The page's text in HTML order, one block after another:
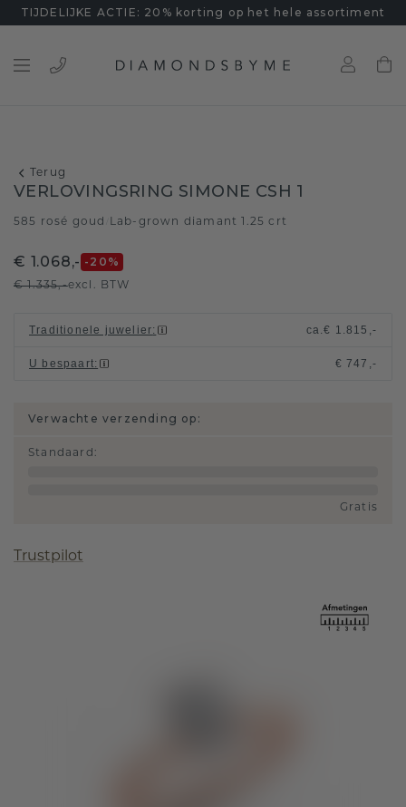
TIJDELIJKE ACTIE: 20% korting op het hele assortiment
Terug
VERLOVINGSRING SIMONE CSH 1
585 rosé goud Lab-grown diamant 1.25 crt
€ 1.068,- -20 %
€ 1.335,-excl. BTW
Traditionele juwelier: ca.€ 1.815,-
U bespaart: € 747,-
Verwachte verzending op:
Standaard :
Gratis
Trustpilot